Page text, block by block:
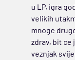
u LP, igra
velikih
mnoge
zdrav, bit ce
veznjak